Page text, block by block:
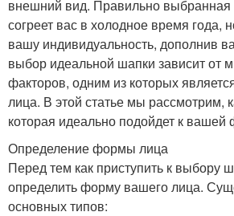
внешний вид. Правильно выбранная
согреет вас в холодное время года,
вашу индивидуальность, дополнив
выбор идеальной шапки зависит от
факторов, одним из которых
лица. В этой статье мы рассмотрим,
которая идеально подойдет к
Определение формы лица
Перед тем как приступить к выбору
определить форму вашего лица.
основных типов: